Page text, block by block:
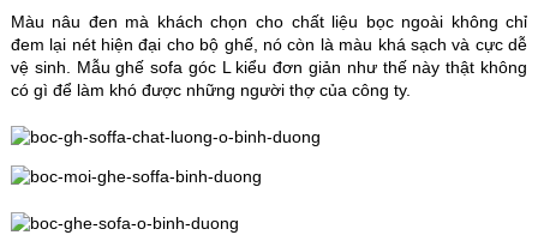
Màu nâu đen mà khách chọn cho chất liệu bọc ngoài không chỉ
đem lại nét hiện đại cho bộ ghế, nó còn là màu khá sạch và cực dễ
vệ sinh. Mẫu ghế sofa góc L kiểu đơn giản như thế này thật không
có gì để làm khó được những người thợ của công ty.